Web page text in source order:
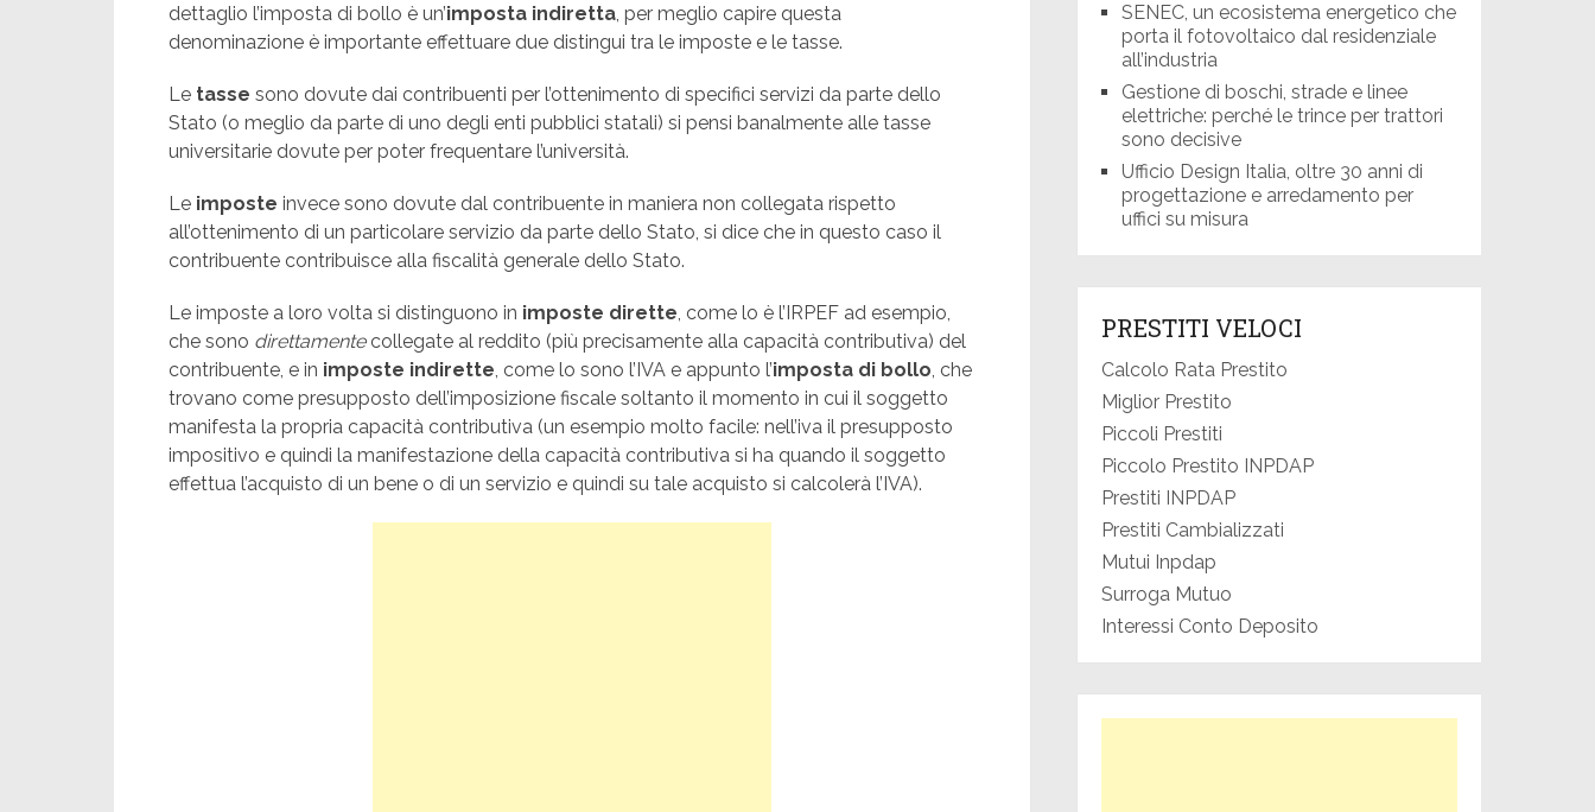
dettaglio l’imposta di bollo è un’imposta indiretta, per meglio capire questa
denominazione è importante effettuare due distingui tra le imposte e le tasse.
Le tasse sono dovute dai contribuenti per l’ottenimento di specifici servizi da parte dello
Stato (o meglio da parte di uno degli enti pubblici statali) si pensi banalmente alle tasse
universitarie dovute per poter frequentare l’università.
Le imposte invece sono dovute dal contribuente in maniera non collegata rispetto
all’ottenimento di un particolare servizio da parte dello Stato, si dice che in questo caso il
contribuente contribuisce alla fiscalità generale dello Stato.
Le imposte a loro volta si distinguono in imposte dirette, come lo è l’IRPEF ad esempio,
che sono direttamentecollegate al reddito (più precisamente alla capacità contributiva) del
contribuente, e in imposte indirette, come lo sono l’IVA e appunto l’imposta di bollo, che
trovano come presupposto dell’imposizione fiscale soltanto il momento in cui il soggetto
manifesta la propria capacità contributiva (un esempio molto facile: nell’iva il presupposto
impositivo e quindi la manifestazione della capacità contributiva si ha quando il soggetto
effettua l’acquisto di un bene o di un servizio e quindi su tale acquisto si calcolerà l’IVA).
SENEC, un ecosistema energetico che
porta il fotovoltaico dal residenziale
all’industria
Gestione di boschi, strade e linee
elettriche: perché le trince per trattori
sono decisive
Ufficio Design Italia, oltre 30 anni di
progettazione e arredamento per
uffici su misura
PRESTITI VELOCI
Calcolo Rata Prestito
Miglior Prestito
Piccoli Prestiti
Piccolo Prestito INPDAP
Prestiti INPDAP
Prestiti Cambializzati
Mutui Inpdap
Surroga Mutuo
Interessi Conto Deposito